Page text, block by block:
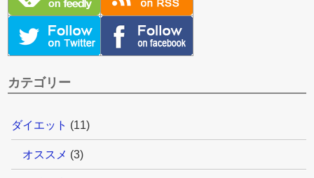
カテゴリー
ダイエット (11)
オススメ (3)